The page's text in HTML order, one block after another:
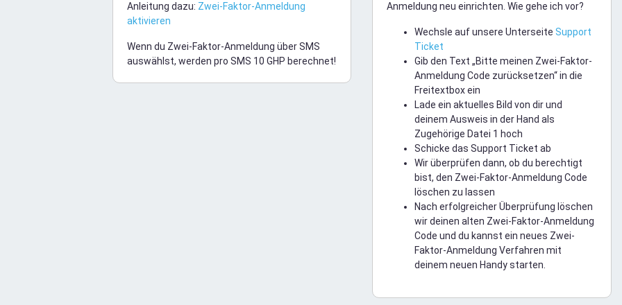
Anleitung dazu: Zwei-Faktor-Anmeldung
aktivieren
Wenn du Zwei-Faktor-Anmeldung über SMS
auswählst, werden pro SMS 10 GHP berechnet!
Anmeldung neu einrichten. Wie gehe ich vor?
Wechsle auf unsere UnterseiteSupport
Ticket
Gib den Text „Bitte meinen Zwei-Faktor-
Anmeldung Code zurücksetzen“ in die
Freitextbox ein
Lade ein aktuelles Bild von dir und
deinem Ausweis in der Hand als
Zugehörige Datei 1 hoch
Schicke das Support Ticket ab
Wir überprüfen dann, ob du berechtigt
bist, den Zwei-Faktor-Anmeldung Code
löschen zu lassen
Nach erfolgreicher Überprüfung löschen
wir deinen alten Zwei-Faktor-Anmeldung
Code und du kannst ein neues Zwei-
Faktor-Anmeldung Verfahren mit
deinem neuen Handy starten.